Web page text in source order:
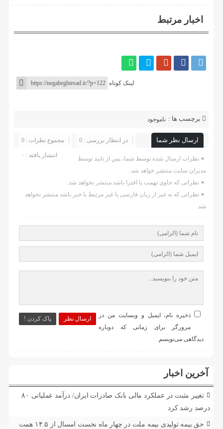
اخبار مرتبط
لینک کوتاه
برچسب ها : ناموجود
ارسال نظر شما مجموع نظرات : 0 در انتظار بررسی : 0
انتشار یافته : ۰
نظرات ارسال شده توسط شما، پس از تایید توسط
مدیران سایت منتشر خواهد شد.
نظراتی که حاوی تهمت یا افترا باشد منتشر نخواهد شد.
نظراتی که به غیر از زبان فارسی یا غیر مرتبط با خبر باشد منتشر نخواهد
شد.
ارسال نظر پاک کردن !
ذخیره نام، ایمیل و وبسایت من در
مرورگر برای زمانی که دوباره
دیدگاهی می‌نویسم.
آخرین اخبار
تغییر مثبت در عملکرد مالی بانک صادرات ایران/ درآمد عملیاتی ۸۰
درصد رشد کرد
حق بیمه تولیدی بیمه ملت در چهار ماه نخست امسال از ۱۴.۵ همت